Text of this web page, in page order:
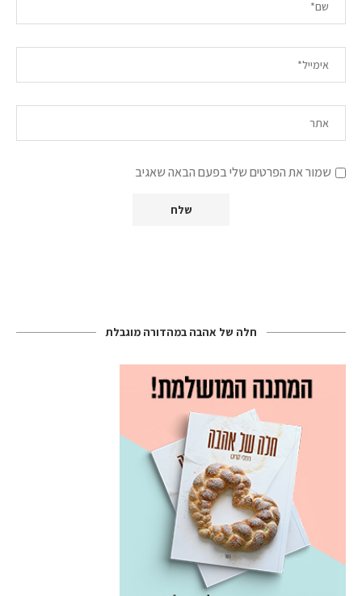
שמור את הפרטים שלי בפעם הבאה שאגיב
חלה של אהבה במהדורה מוגבלת